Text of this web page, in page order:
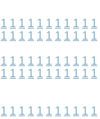
1 1 1 1 1 1 1 1 1 1 1
1 1 1 1 1 1 1 1 1 1 1
1 1 1 1 1 1 1 1 1 1 1
1 1 1 1 1 1 1 1 1 1 1
1 1 1 1 1 1 1 1 1 1 1